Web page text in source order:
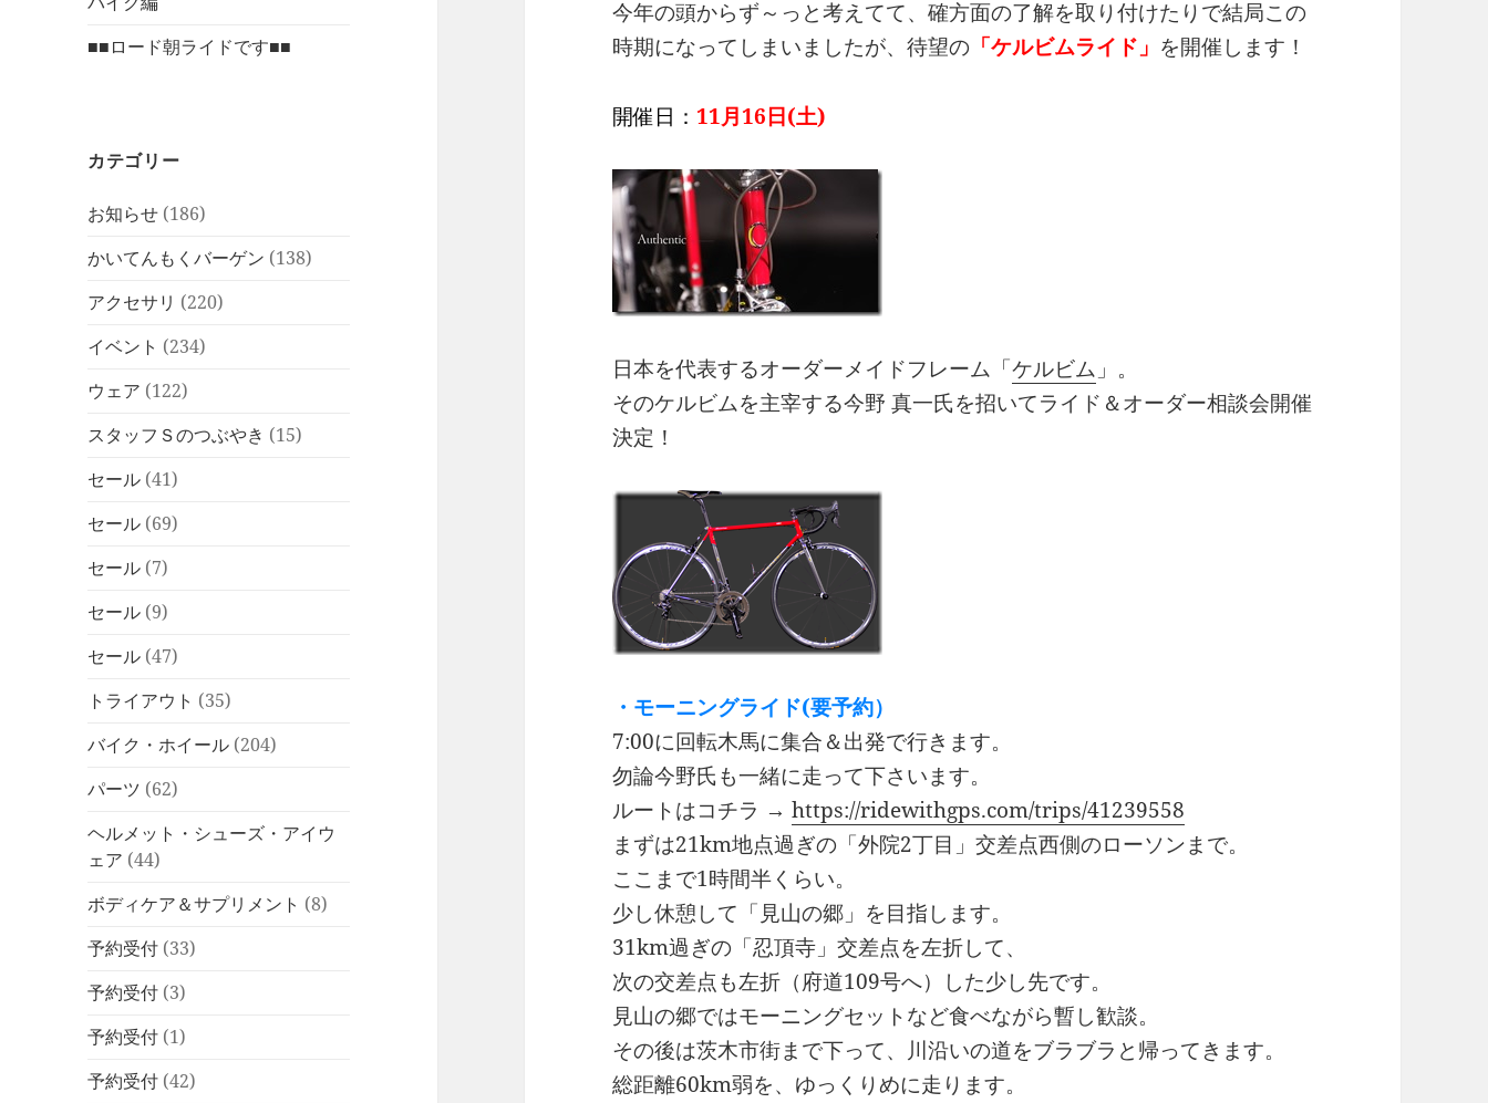
■■ロード朝ライドです■■
カテゴリー
お知らせ (186)
かいてんもくバーゲン (138)
アクセサリ (220)
イベント (234)
ウェア (122)
スタッフＳのつぶやき (15)
セール (41)
セール (69)
セール (7)
セール (9)
セール (47)
トライアウト (35)
バイク・ホイール (204)
パーツ (62)
ヘルメット・シューズ・アイウ
ェア (44)
ボディケア＆サプリメント (8)
予約受付 (33)
予約受付 (3)
予約受付 (1)
予約受付 (42)
今年の頭からず～っと考えてて、確方面の了解を取り付けたりで結局この
時期になってしまいましたが、待望の 「ケルビムライド」 を開催します！
開催日： 11月16日(土)
日本を代表するオーダーメイドフレーム「ケルビム 」。
そのケルビムを主宰する今野 真一氏を招いてライド＆オーダー相談会開催
決定！
・モーニングライド(要予約）
7:00に回転木馬に集合＆出発で行きます。
勿論今野氏も一緒に走って下さいます。
ルートはコチラ →https://ridewithgps.com/trips/41239558
まずは21km地点過ぎの「外院2丁目」交差点西側のローソンまで。
ここまで1時間半くらい。
少し休憩して「見山の郷」を目指します。
31km過ぎの「忍頂寺」交差点を左折して、
次の交差点も左折（府道109号へ）した少し先です。
見山の郷ではモーニングセットなど食べながら暫し歓談。
その後は茨木市街まで下って、川沿いの道をブラブラと帰ってきます。
総距離60km弱を、ゆっくりめに走ります。